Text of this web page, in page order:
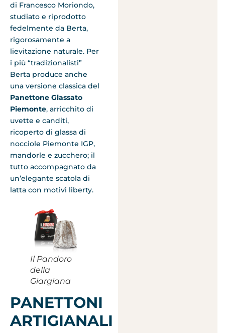
di Francesco Moriondo,
studiato e riprodotto
fedelmente da Berta,
rigorosamente a
lievitazione naturale. Per
i più “tradizionalisti”
Berta produce anche
una versione classica del
Panettone Glassato
Piemonte, arricchito di
uvette e canditi,
ricoperto di glassa di
nocciole Piemonte IGP,
mandorle e zucchero; il
tutto accompagnato da
un’elegante scatola di
latta con motivi liberty.
Il Pandoro
della
Giargiana
PANETTONI
ARTIGIANALI